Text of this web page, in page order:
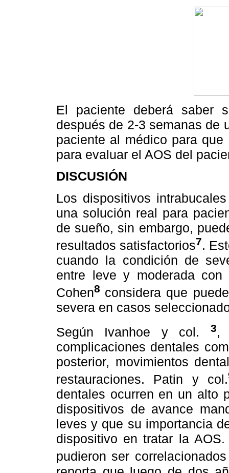
El paciente deberá saber
después de 2-3 semanas de
paciente al médico para
para evaluar el AOS del
DISCUSIÓN
Los dispositivos
una solución real para
de sueño, sin embargo,
resultados satisfactorios7.
cuando la condición de
entre leve y moderada
Cohen8 considera que
severa en casos
Según Ivanhoe y col.
3,
complicaciones dentales
posterior, movimientos
restauraciones. Patin y col.
dentales ocurren en un alto
dispositivos de avance
leves y que su importancia
dispositivo en tratar la
pudieron ser